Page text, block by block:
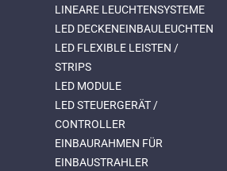
LINEARE LEUCHTENSYSTEME
LED DECKENEINBAULEUCHTEN
LED FLEXIBLE LEISTEN /
STRIPS
LED MODULE
LED STEUERGERÄT /
CONTROLLER
EINBAURAHMEN FÜR
EINBAUSTRAHLER